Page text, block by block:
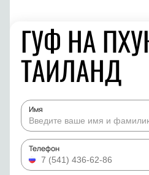
ГУФ НА
ТАИЛАНД
Имя
Телефон